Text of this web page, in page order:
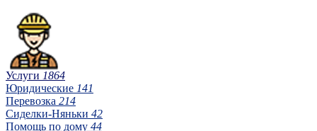
Услуги 1864
Юридические 141
Перевозка 214
Сиделки-Няньки 42
Помощь по дому 44